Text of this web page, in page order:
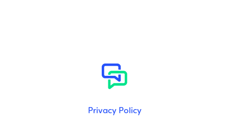
Privacy Policy